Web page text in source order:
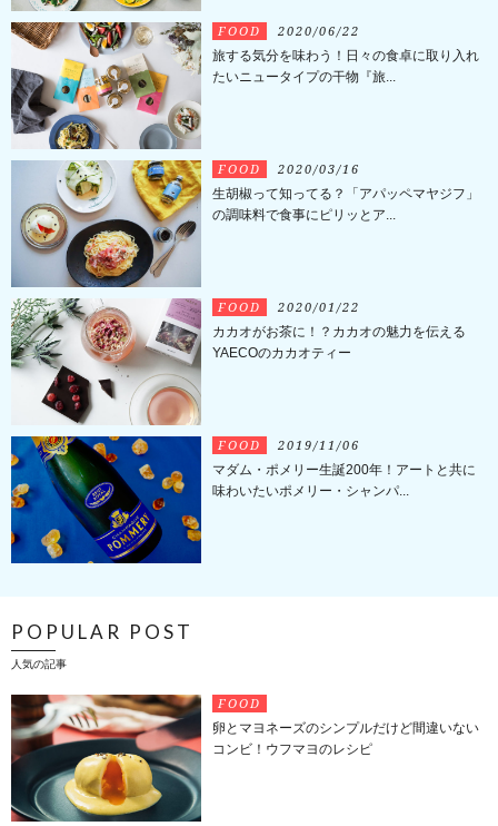
FOOD 2020/06/22
旅する気分を味わう！日々の食卓に取り入れ
たいニュータイプの干物『旅...
FOOD 2020/03/16
生胡椒って知ってる？「アパッペマヤジフ」
の調味料で食事にピリッとア...
FOOD 2020/01/22
カカオがお茶に！？カカオの魅力を伝える
YAECOのカカオティー
FOOD 2019/11/06
マダム・ポメリー生誕200年！アートと共に
味わいたいポメリー・シャンパ...
POPULAR POST
人気の記事
FOOD
卵とマヨネーズのシンプルだけど間違いない
コンビ！ウフマヨのレシピ